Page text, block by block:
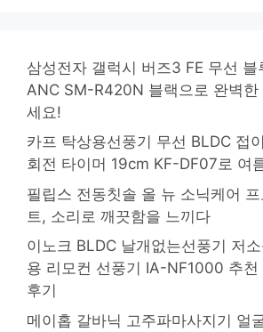
삼성전자 갤럭시 버즈3 FE 무선 블
ANC SM-R420N 블랙으로 완벽한
세요!
카프 탁상용선풍기 무선 BLDC 접
회전 타이머 19cm KF-DF07로 여
필립스 전동칫솔 올 뉴 소닉케어
트, 소리로 깨끗함을 느끼다
이노크 BLDC 날개없는선풍기 저
용 리모컨 선풍기 IA-NF1000 추천
후기
메이홉 갈바닉 고주파마사지기 얼